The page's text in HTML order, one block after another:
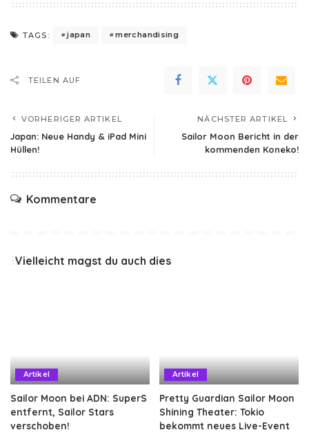
TAGS: japan merchandising
TEILEN AUF
VORHERIGER ARTIKEL
Japan: Neue Handy & iPad Mini
Hüllen!
NÄCHSTER ARTIKEL
Sailor Moon Bericht in der
kommenden Koneko!
Kommentare
Vielleicht magst du auch dies
Artikel
Sailor Moon bei ADN: SuperS
entfernt, Sailor Stars
verschoben!
Artikel
Pretty Guardian Sailor Moon
Shining Theater: Tokio
bekommt neues Live-Event